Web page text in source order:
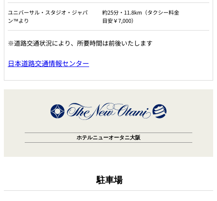
ユニバーサル・スタジオ・ジャパ
ン™より
約25分・11.8km（タクシー料金
目安￥7,000）
※道路交通状況により、所要時間は前後いたします
日本道路交通情報センター
ホテルニューオータニ大阪
駐車場